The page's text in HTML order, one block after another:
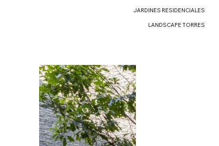
JARDINES RESIDENCIALES
LANDSCAPE TORRES